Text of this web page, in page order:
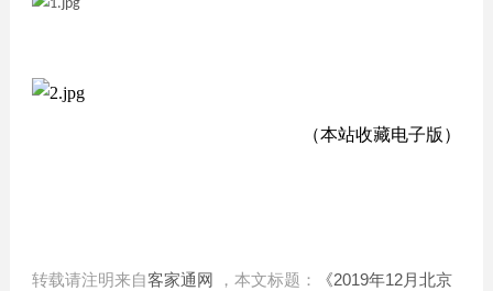
（本站收藏电子版 ）
转载请注明来自客家通网 ，本文标题：
《2019年12月北京